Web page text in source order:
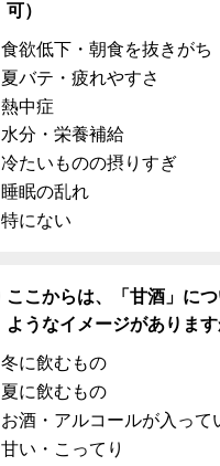
可）
食欲低下・朝食を抜きがち
夏バテ・疲れやすさ
熱中症
水分・栄養補給
冷たいものの摂りすぎ
睡眠の乱れ
特にない
ここからは、「甘酒」に
ようなイメージがあります
冬に飲むもの
夏に飲むもの
お酒・アルコールが入って
甘い・こってり